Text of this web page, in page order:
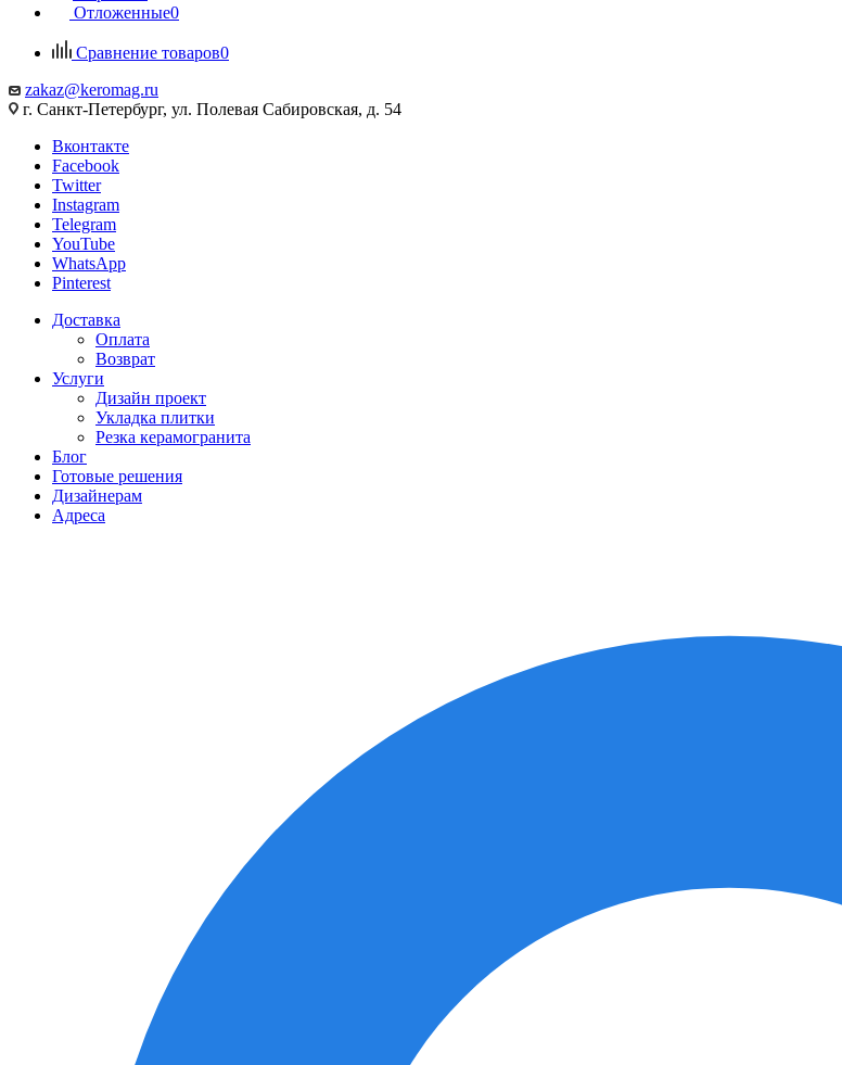
Отложенные0
Сравнение товаров0
zakaz@keromag.ru
г. Санкт-Петербург, ул. Полевая Сабировская, д. 54
Вконтакте
Facebook
Twitter
Instagram
Telegram
YouTube
WhatsApp
Pinterest
Доставка
Оплата
Возврат
Услуги
Дизайн проект
Укладка плитки
Резка керамогранита
Блог
Готовые решения
Дизайнерам
Адреса